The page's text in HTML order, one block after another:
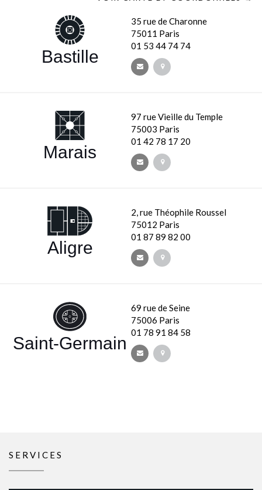
Bastille
35 rue de Charonne
75011 Paris
01 53 44 74 74
Marais
97 rue Vieille du Temple
75003 Paris
01 42 78 17 20
Aligre
2, rue Théophile Roussel
75012 Paris
01 87 89 82 00
Saint-Germain
69 rue de Seine
75006 Paris
01 78 91 84 58
SERVICES